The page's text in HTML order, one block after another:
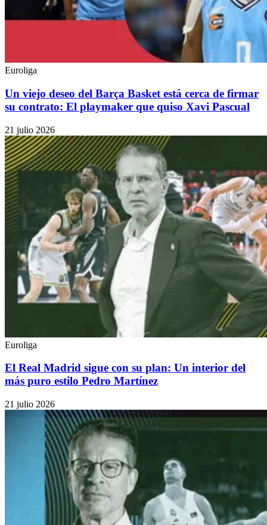
Euroliga
Un viejo deseo del Barça Basket está cerca de firmar
su contrato: El playmaker que quiso Xavi Pascual
21 julio 2026
Euroliga
El Real Madrid sigue con su plan: Un interior del
más puro estilo Pedro Martínez
21 julio 2026